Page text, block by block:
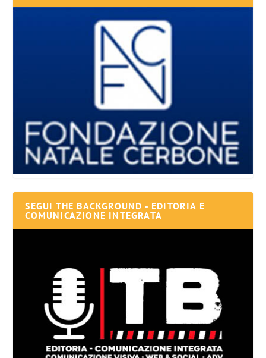
SEGUI THE BACKGROUND - EDITORIA E
COMUNICAZIONE INTEGRATA